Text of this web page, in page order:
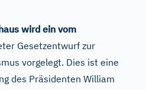
wird ein vom
Gesetzentwurf zur
vorgelegt. Dies ist eine
des Präsidenten William